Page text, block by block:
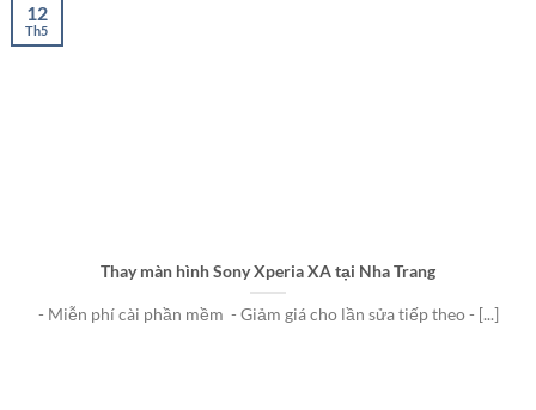
Thay màn hình Sony Xperia XA tại Nha Trang
- Miễn phí cài phần mềm - Giảm giá cho lần sửa tiếp theo - [...]
12
Th5